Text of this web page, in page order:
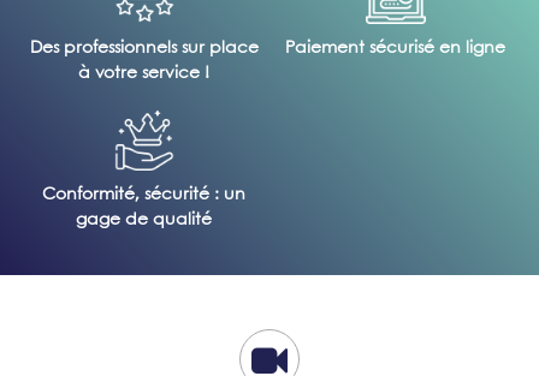
Des professionnels sur place
à votre service !
Paiement sécurisé en ligne
Conformité, sécurité : un
gage de qualité